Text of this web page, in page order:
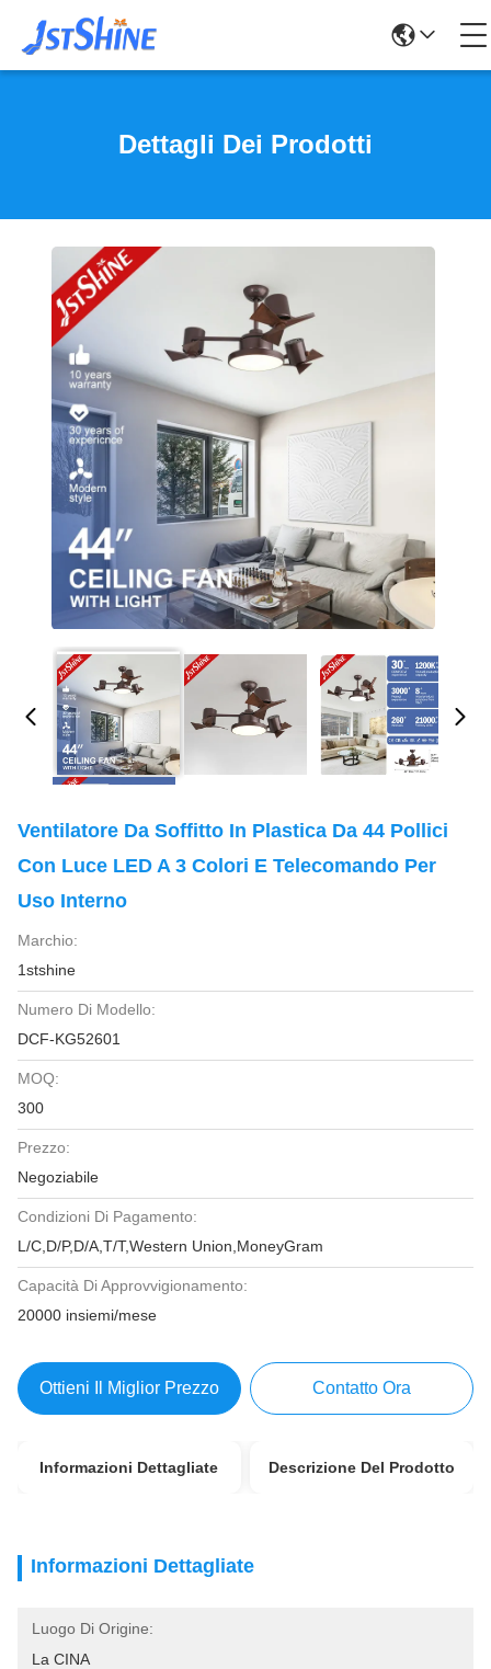
Dettagli Dei Prodotti
Ventilatore Da Soffitto In Plastica Da 44 Pollici
Con Luce LED A 3 Colori E Telecomando Per
Uso Interno
Marchio:
1stshine
Numero Di Modello:
DCF-KG52601
MOQ:
300
Prezzo:
Negoziabile
Condizioni Di Pagamento:
L/C,D/P,D/A,T/T,Western Union,MoneyGram
Capacità Di Approvvigionamento:
20000 insiemi/mese
Ottieni Il Miglior Prezzo Contatto Ora
Informazioni Dettagliate Descrizione Del Prodotto
Informazioni Dettagliate
Luogo Di Origine:
La CINA